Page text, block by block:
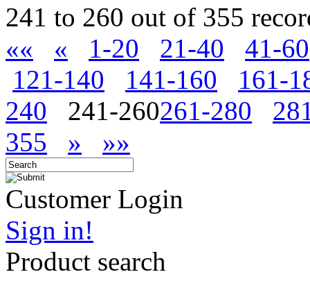
241 to 260 out of 355
««
« 1-20 21-40
41-60
121-140
141-160
161-
240
241-260261-280
355
»
»»
Customer Login
Sign in!
Product search